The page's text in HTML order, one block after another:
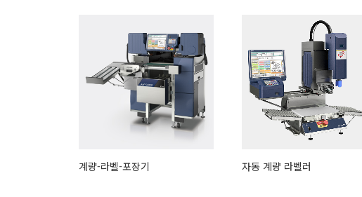
계량-라벨-포장기 자동 계량 라벨러